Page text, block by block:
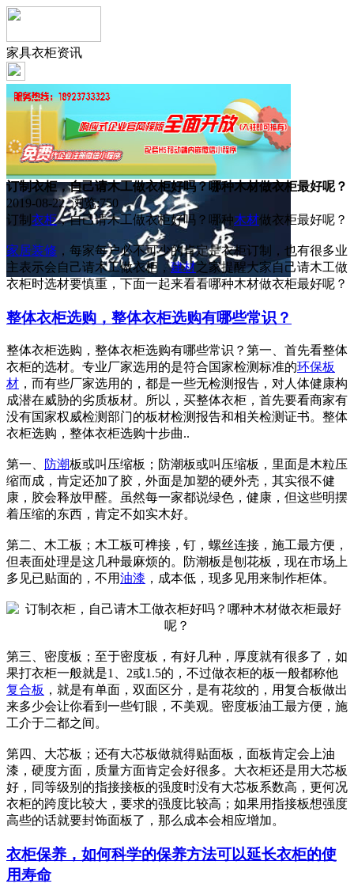
家具衣柜资讯
订制衣柜，自己请木工做衣柜好吗？哪种木材做衣柜最好呢？
2019-08-22 浏览:750
订制 衣柜，自己请木工做衣柜好吗？哪种木材做衣柜最好呢？
家居装修 ，每家每户必不可少的肯定是衣柜订制，也有很多业
主表示会自己请木工做衣柜，建材之家提醒大家自己请木工做
衣柜时选材要慎重，下面一起来看看哪种木材做衣柜最好呢？
整体衣柜选购，整体衣柜选购有哪些常识？
整体衣柜选购，整体衣柜选购有哪些常识？第一、首先看整体
衣柜的选材。专业厂家选用的是符合国家检测标准的环保板
材 ，而有些厂家选用的，都是一些无检测报告，对人体健康构
成潜在威胁的劣质板材。所以，买整体衣柜，首先要看商家有
没有国家权威检测部门的板材检测报告和相关检测证书。整体
衣柜选购，整体衣柜选购十步曲..
第一、 防潮板或叫压缩板；防潮板或叫压缩板，里面是木粒压
缩而成，肯定还加了胶，外面是加塑的硬外壳，其实很不健
康，胶会释放甲醛。虽然每一家都说绿色，健康，但这些明摆
着压缩的东西，肯定不如实木好。
第二、木工板；木工板可榫接，钉，螺丝连接，施工最方便，
但表面处理是这几种最麻烦的。防潮板是刨花板，现在市场上
多见已贴面的，不用油漆 ，成本低，现多见用来制作柜体。
第三、密度板；至于密度板，有好几种，厚度就有很多了，如
果打衣柜一般就是1、2或1.5的，不过做衣柜的板一般都称他
复合板 ，就是有单面，双面区分，是有花纹的，用复合板做出
来多少会让你看到一些钉眼，不美观。密度板油工最方便，施
工介于二都之间。
第四、大芯板；还有大芯板做就得贴面板，面板肯定会上油
漆，硬度方面，质量方面肯定会好很多。大衣柜还是用大芯板
好，同等级别的指接接板的强度时没有大芯板系数高，更何况
衣柜的跨度比较大，要求的强度比较高；如果用指接板想强度
高些的话就要封饰面板了，那么成本会相应增加。
衣柜保养，如何科学的保养方法可以延长衣柜的使
用寿命